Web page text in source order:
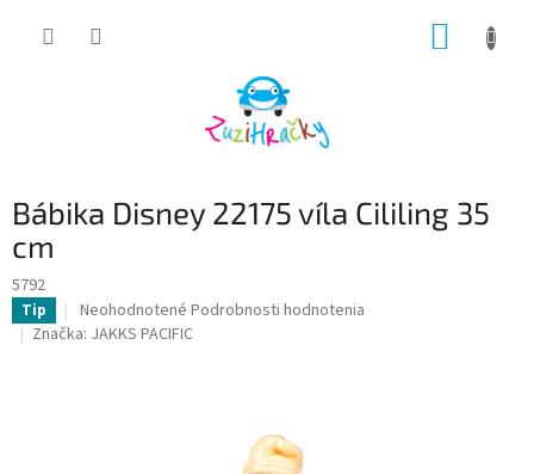
Bábika Disney 22175 víla Cililing 35
cm
5792
Tip
Priemerné
hodnotenie
Neohodnotené Podrobnosti hodnotenia
Značka: JAKKS PACIFIC